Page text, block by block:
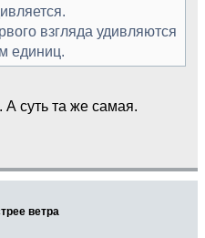
взгляда удивляются
единиц.
суть та же самая.
ветра